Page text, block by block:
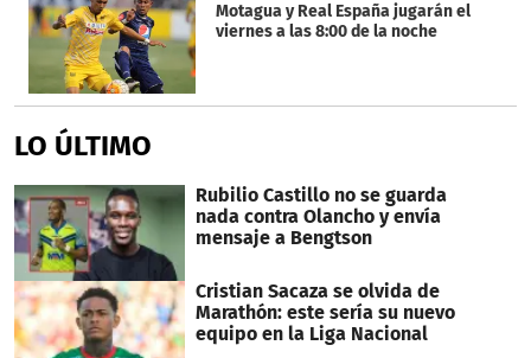
Motagua y Real España jugarán el
viernes a las 8:00 de la noche
LO ÚLTIMO
Rubilio Castillo no se guarda
nada contra Olancho y envía
mensaje a Bengtson
Cristian Sacaza se olvida de
Marathón: este sería su nuevo
equipo en la Liga Nacional